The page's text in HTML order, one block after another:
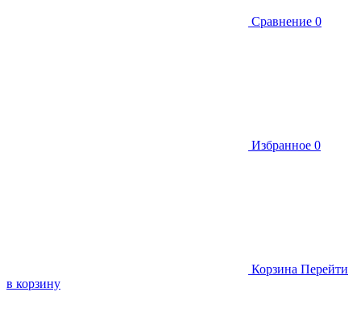
Сравнение 0
Избранное 0
Корзина Перейти
в корзину